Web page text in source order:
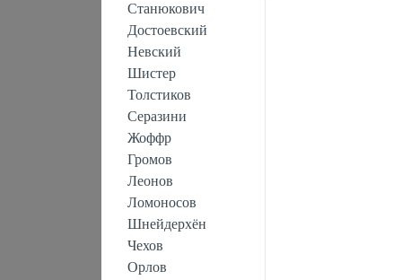
Станюкович
Достоевский
Невский
Шистер
Толстиков
Серазини
Жоффр
Громов
Леонов
Ломоносов
Шнейдерхён
Чехов
Орлов